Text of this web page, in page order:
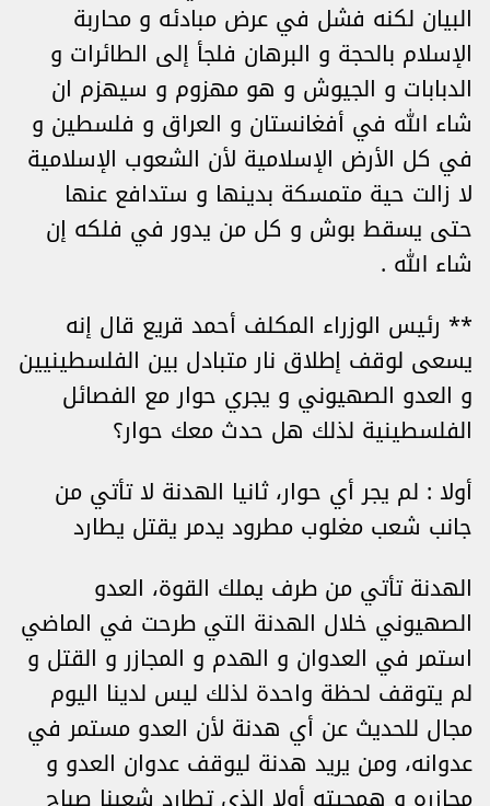
البيان لكنه فشل في عرض مبادئه و محاربة
الإسلام بالحجة و البرهان فلجأ إلى الطائرات و
الدبابات و الجيوش و هو مهزوم و سيهزم ان
شاء الله في أفغانستان و العراق و فلسطين و
في كل الأرض الإسلامية لأن الشعوب الإسلامية
لا زالت حية متمسكة بدينها و ستدافع عنها
حتى يسقط بوش و كل من يدور في فلكه إن
شاء الله .
** رئيس الوزراء المكلف أحمد قريع قال إنه
يسعى لوقف إطلاق نار متبادل بين الفلسطينيين
و العدو الصهيوني و يجري حوار مع الفصائل
الفلسطينية لذلك هل حدث معك حوار؟
أولا : لم يجر أي حوار، ثانيا الهدنة لا تأتي من
جانب شعب مغلوب مطرود يدمر يقتل يطارد
الهدنة تأتي من طرف يملك القوة، العدو
الصهيوني خلال الهدنة التي طرحت في الماضي
استمر في العدوان و الهدم و المجازر و القتل و
لم يتوقف لحظة واحدة لذلك ليس لدينا اليوم
مجال للحديث عن أي هدنة لأن العدو مستمر في
عدوانه، ومن يريد هدنة ليوقف عدوان العدو و